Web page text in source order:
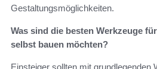
Gestaltungsmöglichkeiten.
Was sind die besten Werkzeuge
selbst bauen möchten?
Einsteiger sollten mit grundlegenden